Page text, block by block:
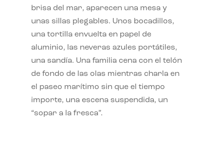
brisa del mar, aparecen una mesa y
unas sillas plegables. Unos bocadillos,
una tortilla envuelta en papel de
aluminio, las neveras azules portátiles,
una sandía. Una familia cena con el telón
de fondo de las olas mientras charla en
el paseo marítimo sin que el tiempo
importe, una escena suspendida, un
“sopar a la fresca”.